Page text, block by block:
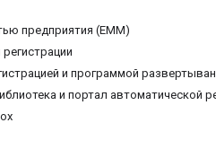
предприятия (EMM)
и программой
и портал автоматической